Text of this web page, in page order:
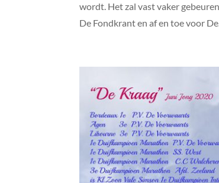
wordt. Het zal vast vaker
De Fondkrant en af en toe voor